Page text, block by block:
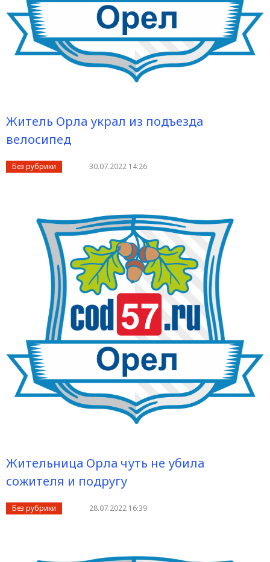
Житель Орла украл из подъезда
велосипед
Без рубрики 30.07.2022 14:26
Жительница Орла чуть не убила
сожителя и подругу
Без рубрики 28.07.2022 16:39